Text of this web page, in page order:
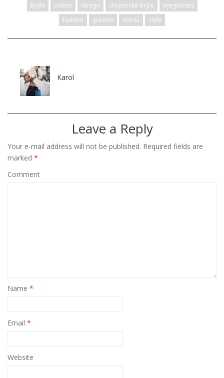
brýle colors design dioptrické brýle
eyeglasses
fashion
glasses móda style
Karol
Leave a Reply
Your e-mail address will not be published. Required fields are
marked *
Comment
Name *
Email *
Website